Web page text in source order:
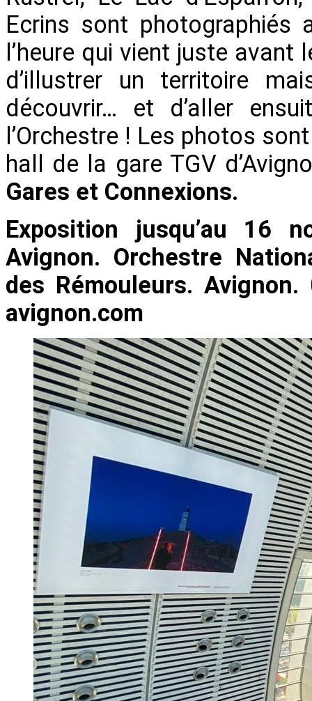
Ecrins sont
l’heure qui vient juste avant
d’illustrer un territoire
découvrir… et d’aller
l’Orchestre ! Les photos
hall de la gare TGV
Gares et Connexions.
Exposition jusqu’au 16
Avignon. Orchestre
des Rémouleurs.
avignon.com